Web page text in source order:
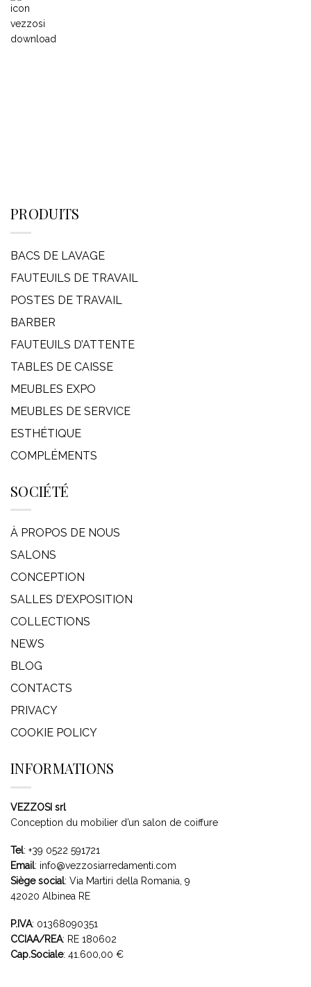
PRODUITS
BACS DE LAVAGE
FAUTEUILS DE TRAVAIL
POSTES DE TRAVAIL
BARBER
FAUTEUILS D’ATTENTE
TABLES DE CAISSE
MEUBLES EXPO
MEUBLES DE SERVICE
ESTHÉTIQUE
COMPLÉMENTS
SOCIÉTÉ
À PROPOS DE NOUS
SALONS
CONCEPTION
SALLES D’EXPOSITION
COLLECTIONS
NEWS
BLOG
CONTACTS
PRIVACY
COOKIE POLICY
INFORMATIONS
VEZZOSI srl
Conception du mobilier d’un salon de coiffure
Tel: +39 0522 591721
Email: info@vezzosiarredamenti.com
Siège social: Via Martiri della Romania, 9
42020 Albinea RE
P.IVA: 01368090351
CCIAA/REA: RE 180602
Cap.Sociale: 41.600,00 €